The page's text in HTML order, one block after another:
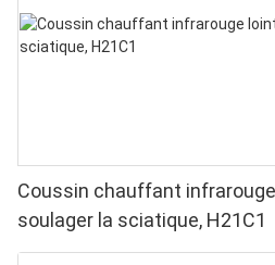
Coussin chauffant
soulager la sciatique, H21C1